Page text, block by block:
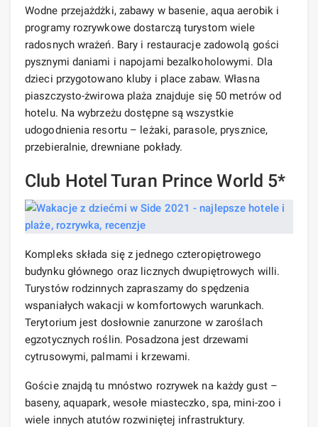
Wodne przejażdżki, zabawy w basenie, aqua aerobik i
programy rozrywkowe dostarczą turystom wiele
radosnych wrażeń. Bary i restauracje zadowolą gości
pysznymi daniami i napojami bezalkoholowymi. Dla
dzieci przygotowano kluby i place zabaw. Własna
piaszczysto-żwirowa plaża znajduje się 50 metrów od
hotelu. Na wybrzeżu dostępne są wszystkie
udogodnienia resortu – leżaki, parasole, prysznice,
przebieralnie, drewniane pokłady.
Club Hotel Turan Prince World 5*
Kompleks składa się z jednego czteropiętrowego
budynku głównego oraz licznych dwupiętrowych willi.
Turystów rodzinnych zapraszamy do spędzenia
wspaniałych wakacji w komfortowych warunkach.
Terytorium jest dosłownie zanurzone w zaroślach
egzotycznych roślin. Posadzona jest drzewami
cytrusowymi, palmami i krzewami.
Goście znajdą tu mnóstwo rozrywek na każdy gust –
baseny, aquapark, wesołe miasteczko, spa, mini-zoo i
wiele innych atutów rozwiniętej infrastruktury.